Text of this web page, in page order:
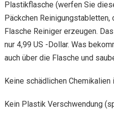
Plastikflasche (werfen Sie
Päckchen
Flasche Reiniger erzeugen.
nur 4,99 US -Dollar. Was
auch über die Flasche und
Keine schädlichen Chemikalien
Kein Plastik Verschwendung